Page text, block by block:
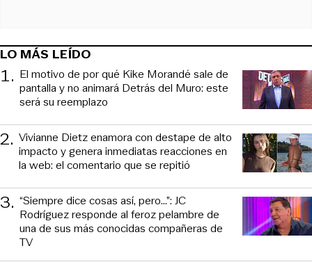
LO MÁS LEÍDO
1. El motivo de por qué Kike Morandé sale de
pantalla y no animará Detrás del Muro: este
será su reemplazo
2. Vivianne Dietz enamora con destape de alto
impacto y genera inmediatas reacciones en
la web: el comentario que se repitió
3. “Siempre dice cosas así, pero...”: JC
Rodríguez responde al feroz pelambre de
una de sus más conocidas compañeras de
TV